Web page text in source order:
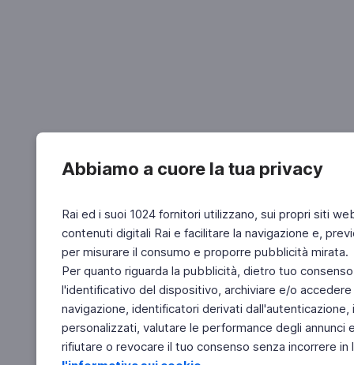
Abbiamo a cuore la tua privacy
Rai ed i suoi 1024 fornitori utilizzano, sui propri siti
contenuti digitali Rai e facilitare la navigazione e,
per misurare il consumo e proporre pubblicità mirata.
Per quanto riguarda la pubblicità, dietro tuo
l'identificativo del dispositivo, archiviare e/o
navigazione, identificatori derivati
personalizzati, valutare le performance degli
rifiutare o revocare il tuo consenso senza incorrere